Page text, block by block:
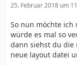
25. Februar 2018 um
So nun möchte ich
würde es mal so
dann siehst du die
neue layout datei